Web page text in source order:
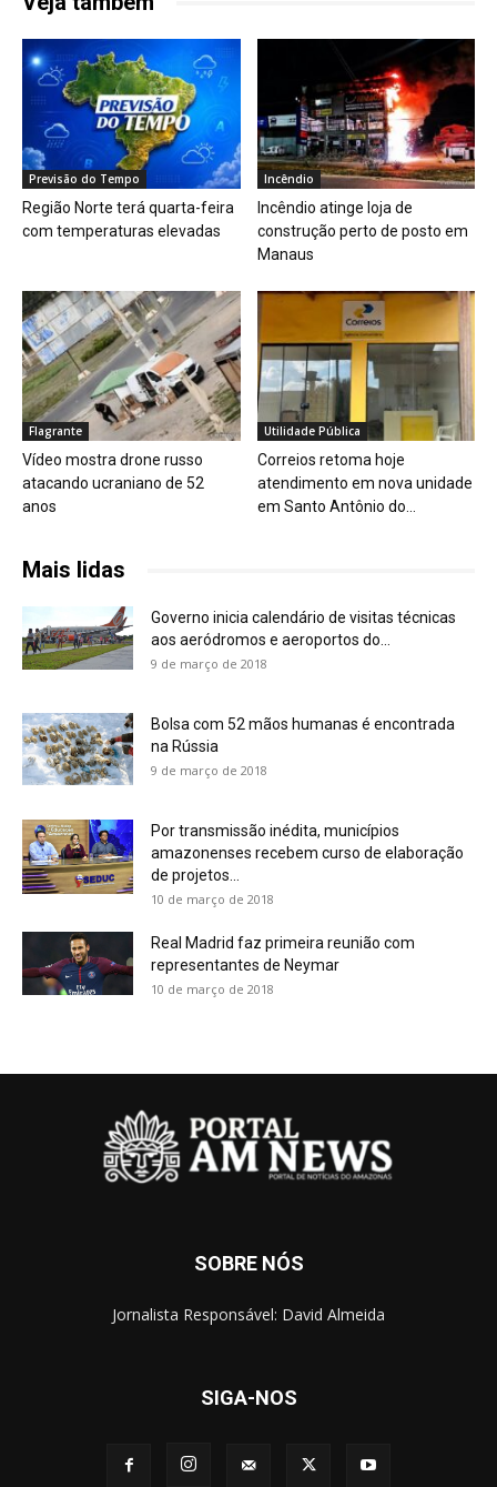
Previsão do Tempo
Região Norte terá quarta-feira
com temperaturas elevadas
Incêndio
Incêndio atinge loja de
construção perto de posto em
Manaus
Flagrante
Vídeo mostra drone russo
atacando ucraniano de 52
anos
Utilidade Pública
Correios retoma hoje
atendimento em nova unidade
em Santo Antônio do...
Mais lidas
Governo inicia calendário de visitas técnicas
aos aeródromos e aeroportos do...
9 de março de 2018
Bolsa com 52 mãos humanas é encontrada
na Rússia
9 de março de 2018
Por transmissão inédita, municípios
amazonenses recebem curso de elaboração
de projetos...
10 de março de 2018
Real Madrid faz primeira reunião com
representantes de Neymar
10 de março de 2018
SOBRE NÓS
Jornalista Responsável: David Almeida
SIGA-NOS